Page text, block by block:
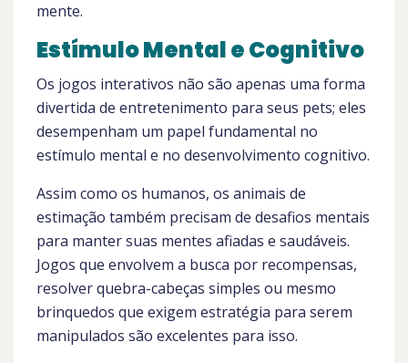
mente.
Estímulo Mental e Cognitivo
Os jogos interativos não são apenas uma forma
divertida de entretenimento para seus pets; eles
desempenham um papel fundamental no
estímulo mental e no desenvolvimento cognitivo.
Assim como os humanos, os animais de
estimação também precisam de desafios mentais
para manter suas mentes afiadas e saudáveis.
Jogos que envolvem a busca por recompensas,
resolver quebra-cabeças simples ou mesmo
brinquedos que exigem estratégia para serem
manipulados são excelentes para isso.